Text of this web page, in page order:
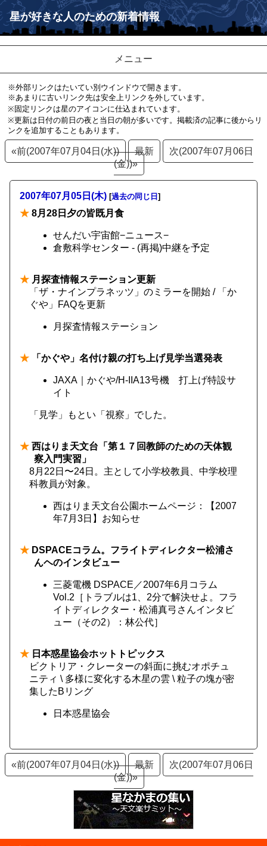
星が好きな人のための新着情報
メニュー
※外部リンクはたいてい別ウインドウで開きます。
※あまりに古いリンク先は安全上リンクを外しています。
※固定リンクは星のアイコンに仕込まれています。
※更新は日付の前日の夜と当日の朝が多いです。掲載済の記事に後からリ
ンクを追加することもあります。
«前(2007年07月04日(水)) 最新
次(2007年07月06日
(金))»
2007年07月05日(木) [過去の同じ日 ]
★ 8月28日夕の皆既月食
せんだい宇宙館−ニュース−
倉敷科学センター - (再掲)中継を予定
★ 月探査情報ステーション更新
「ザ・ナインプラネッツ」のミラーを開始 / 「か
ぐや」FAQを更新
月探査情報ステーション
★ 「かぐや」名付け親の打ち上げ見学当選発表
JAXA｜かぐや/H-IIA13号機 打上げ特設サ
イト
「見学」もとい「視察」でした。
★ 西はりま天文台「第１７回教師のための天体観
察入門実習」
8月22日〜24日。主として小学校教員、中学校理
科教員が対象。
西はりま天文台公園ホームページ：【2007
年7月3日】お知らせ
★ DSPACEコラム。フライトディレクター松浦さ
んヘのインタビュー
三菱電機 DSPACE／2007年6月コラム
Vol.2［トラブルは1、2分で解決せよ。フラ
イトディレクター・松浦真弓さんインタビ
ュー（その2）：林公代］
★ 日本惑星協会ホットトピックス
ビクトリア・クレーターの斜面に挑むオポチュ
ニティ \ 多様に変化する木星の雲 \ 粒子の塊が密
集したBリング
日本惑星協会
«前(2007年07月04日(水)) 最新
次(2007年07月06日
(金))»